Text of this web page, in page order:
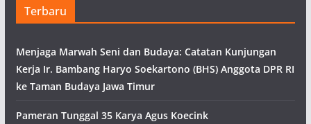
Terbaru
Menjaga Marwah Seni dan Budaya: Catatan Kunjungan
Kerja Ir. Bambang Haryo Soekartono (BHS) Anggota DPR RI
ke Taman Budaya Jawa Timur
Pameran Tunggal 35 Karya Agus Koecink